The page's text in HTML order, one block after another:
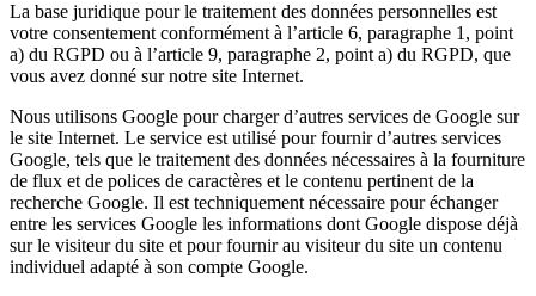
La base juridique pour le traitement des données personnelles est
votre consentement conformément à l’article 6, paragraphe 1, point
a) du RGPD ou à l’article 9, paragraphe 2, point a) du RGPD, que
vous avez donné sur notre site Internet.
Nous utilisons Google pour charger d’autres services de Google sur
le site Internet. Le service est utilisé pour fournir d’autres services
Google, tels que le traitement des données nécessaires à la fourniture
de flux et de polices de caractères et le contenu pertinent de la
recherche Google. Il est techniquement nécessaire pour échanger
entre les services Google les informations dont Google dispose déjà
sur le visiteur du site et pour fournir au visiteur du site un contenu
individuel adapté à son compte Google.